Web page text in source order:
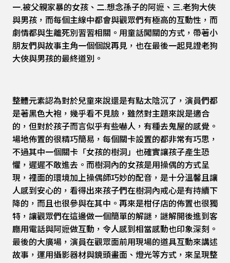
一.被父親家暴的女孩、二.想念孫子的阿嬷、三.老狗大俠
與男孩，而每個主線中都會與觀眾們有極高的互動性，而
劇情都與生離死別習習相關。用童話闖關的方式，帶著小
朋友們與故事主角一個個說再見，也在最後一起見證老狗
大俠與男孩的最終道別。
整體元素認為對於兒童來說還是有點太陰沉了，演員們都
是著黑色大袍，幾乎看不見臉，雖然對主題來說是適合
的，但對於孩子而言似乎有些嚇人，有種去鬼屋的感覺。
場地佈置的很精巧簡易，每個關卡設置的都非常有巧思，
不過其中一個關卡「女孩的樹洞」也確實讓孩子產生恐
懼，遲遲不敢進去。而樹洞內的女孩是用操偶的方式呈
現，裡面的環境加上操偶師巧妙的配音，是十分溫馨且讓
人感到安心的，看得出來孩子們在樹洞內戒心是有持續下
降的，而且也很參與在其中。再來是柑仔店的佈置也很獨
特，讓觀眾們在這邊做一個簡單的解謎，謎解開後進到客
廳用電話與阿嬷做互動，令人感到相當感動也印象深刻。
最後的大廣場，演員在觀眾面前用現場的道具互動來講述
故事，運用攝影器材與鏡頭畫面、燈光等方式，來呈現整